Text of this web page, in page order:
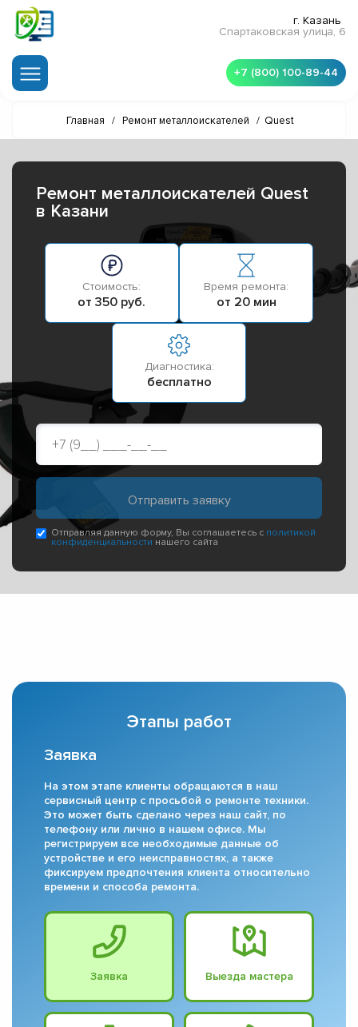
г. Казань
Спартаковская улица, 6
+7 (800) 100-89-44
Главная / Ремонт металлоискателей / Quest
Ремонт металлоискателей Quest
в Казани
Стоимость:
от 350 руб.
Время ремонта:
от 20 мин
Диагностика:
бесплатно
Отправляя данную форму, Вы соглашаетесь с политикой
конфиденциальности нашего сайта
Этапы работ
Заявка
На этом этапе клиенты обращаются в наш
сервисный центр с просьбой о ремонте техники.
Это может быть сделано через наш сайт, по
телефону или лично в нашем офисе. Мы
регистрируем все необходимые данные об
устройстве и его неисправностях, а также
фиксируем предпочтения клиента относительно
времени и способа ремонта.
Заявка Выезда мастера